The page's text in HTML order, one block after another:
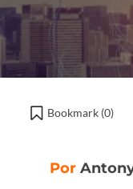
Bookmark (0)
Por